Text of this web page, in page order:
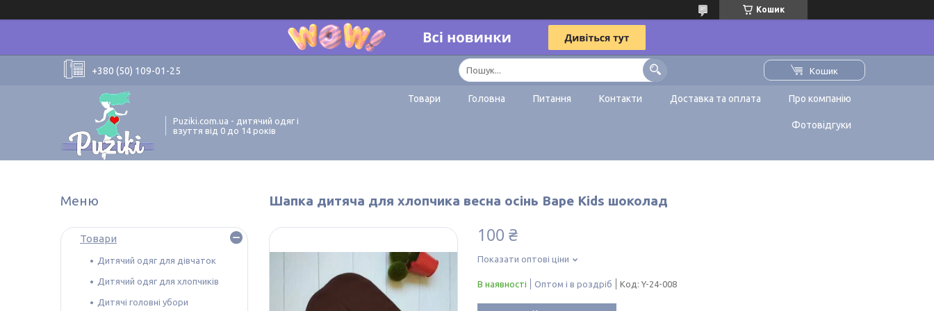
Кошик
+380 (50) 109-01-25 Кошик
Puziki.com.ua - дитячий одяг і
взуття від 0 до 14 років
Товари Головна Питання Контакти Доставка та оплата Про компанію
Фотовідгуки
Шапка дитяча для хлопчика весна осінь Bape Kids шоколад
100 ₴
Показати оптові ціни
В наявності Оптом і в роздріб Код: Y-24-008
Товари
Дитячий одяг для дівчаток
Дитячий одяг для хлопчиків
Дитячі головні убори